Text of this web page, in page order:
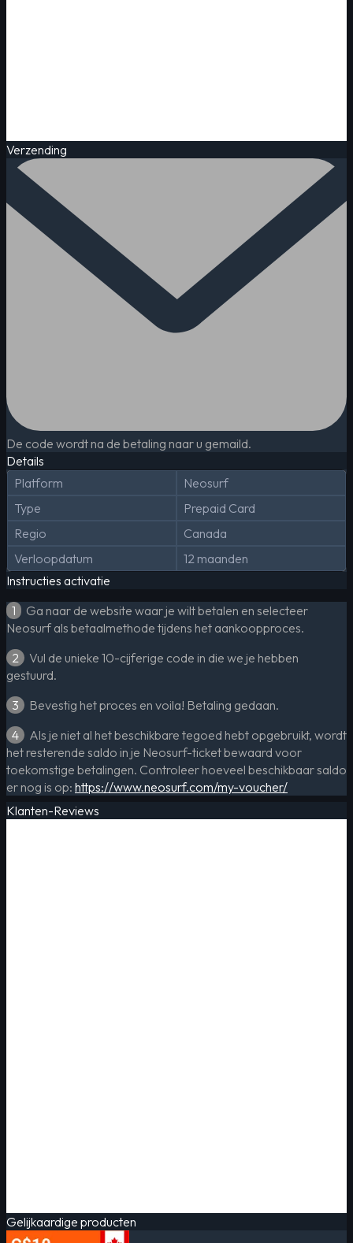
Verzending
De code wordt na de betaling naar u gemaild.
Details
Platform
Neosurf
Type
Prepaid Card
Regio
Canada
Verloopdatum
12 maanden
Instructies activatie
1
Ga naar de website waar je wilt betalen en selecteer
Neosurf als betaalmethode tijdens het aankoopproces.
2
Vul de unieke 10-cijferige code in die we je hebben
gestuurd.
3
Bevestig het proces en voila! Betaling gedaan.
4
Als je niet al het beschikbare tegoed hebt opgebruikt, wordt
het resterende saldo in je Neosurf-ticket bewaard voor
toekomstige betalingen. Controleer hoeveel beschikbaar saldo
er nog is op: https://www.neosurf.com/my-voucher/
Klanten-Reviews
Gelijkaardige producten